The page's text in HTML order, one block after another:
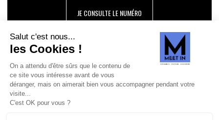
JE CONSULTE LE NUMÉRO